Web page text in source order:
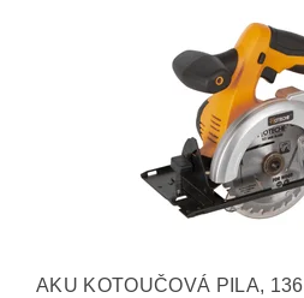
AKU KOTOUČOVÁ PILA,